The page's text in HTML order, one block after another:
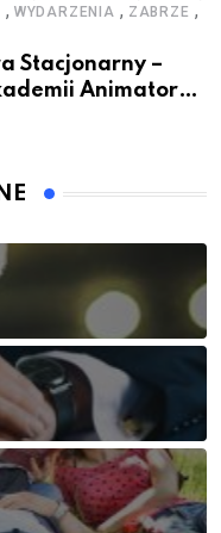
, WYDARZENIA , ZABRZE ,
Stacjonarny –
Animatora